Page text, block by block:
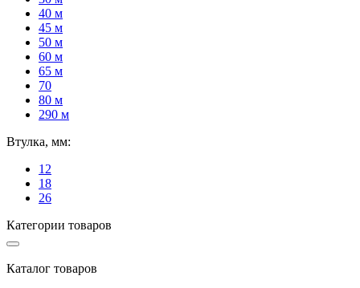
40 м
45 м
50 м
60 м
65 м
70
80 м
290 м
Втулка, мм:
12
18
26
Категории товаров
Каталог товаров